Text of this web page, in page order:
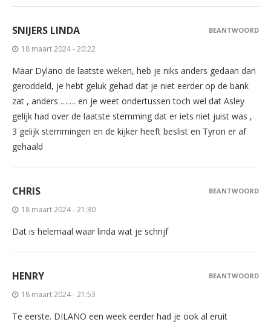
SNIJERS LINDA
18 maart 2024 - 20:22
Maar Dylano de laatste weken, heb je niks anders gedaan dan
geroddeld, je hebt geluk gehad dat je niet eerder op de bank
zat , anders ……. en je weet ondertussen toch wel dat Asley
gelijk had over de laatste stemming dat er iets niet juist was ,
3 gelijk stemmingen en de kijker heeft beslist en Tyron er af
gehaald
BEANTWOORD
CHRIS
18 maart 2024 - 21:30
Dat is helemaal waar linda wat je schrijf
BEANTWOORD
HENRY
18 maart 2024 - 21:53
Te eerste. DILANO een week eerder had je ook al eruit
BEANTWOORD